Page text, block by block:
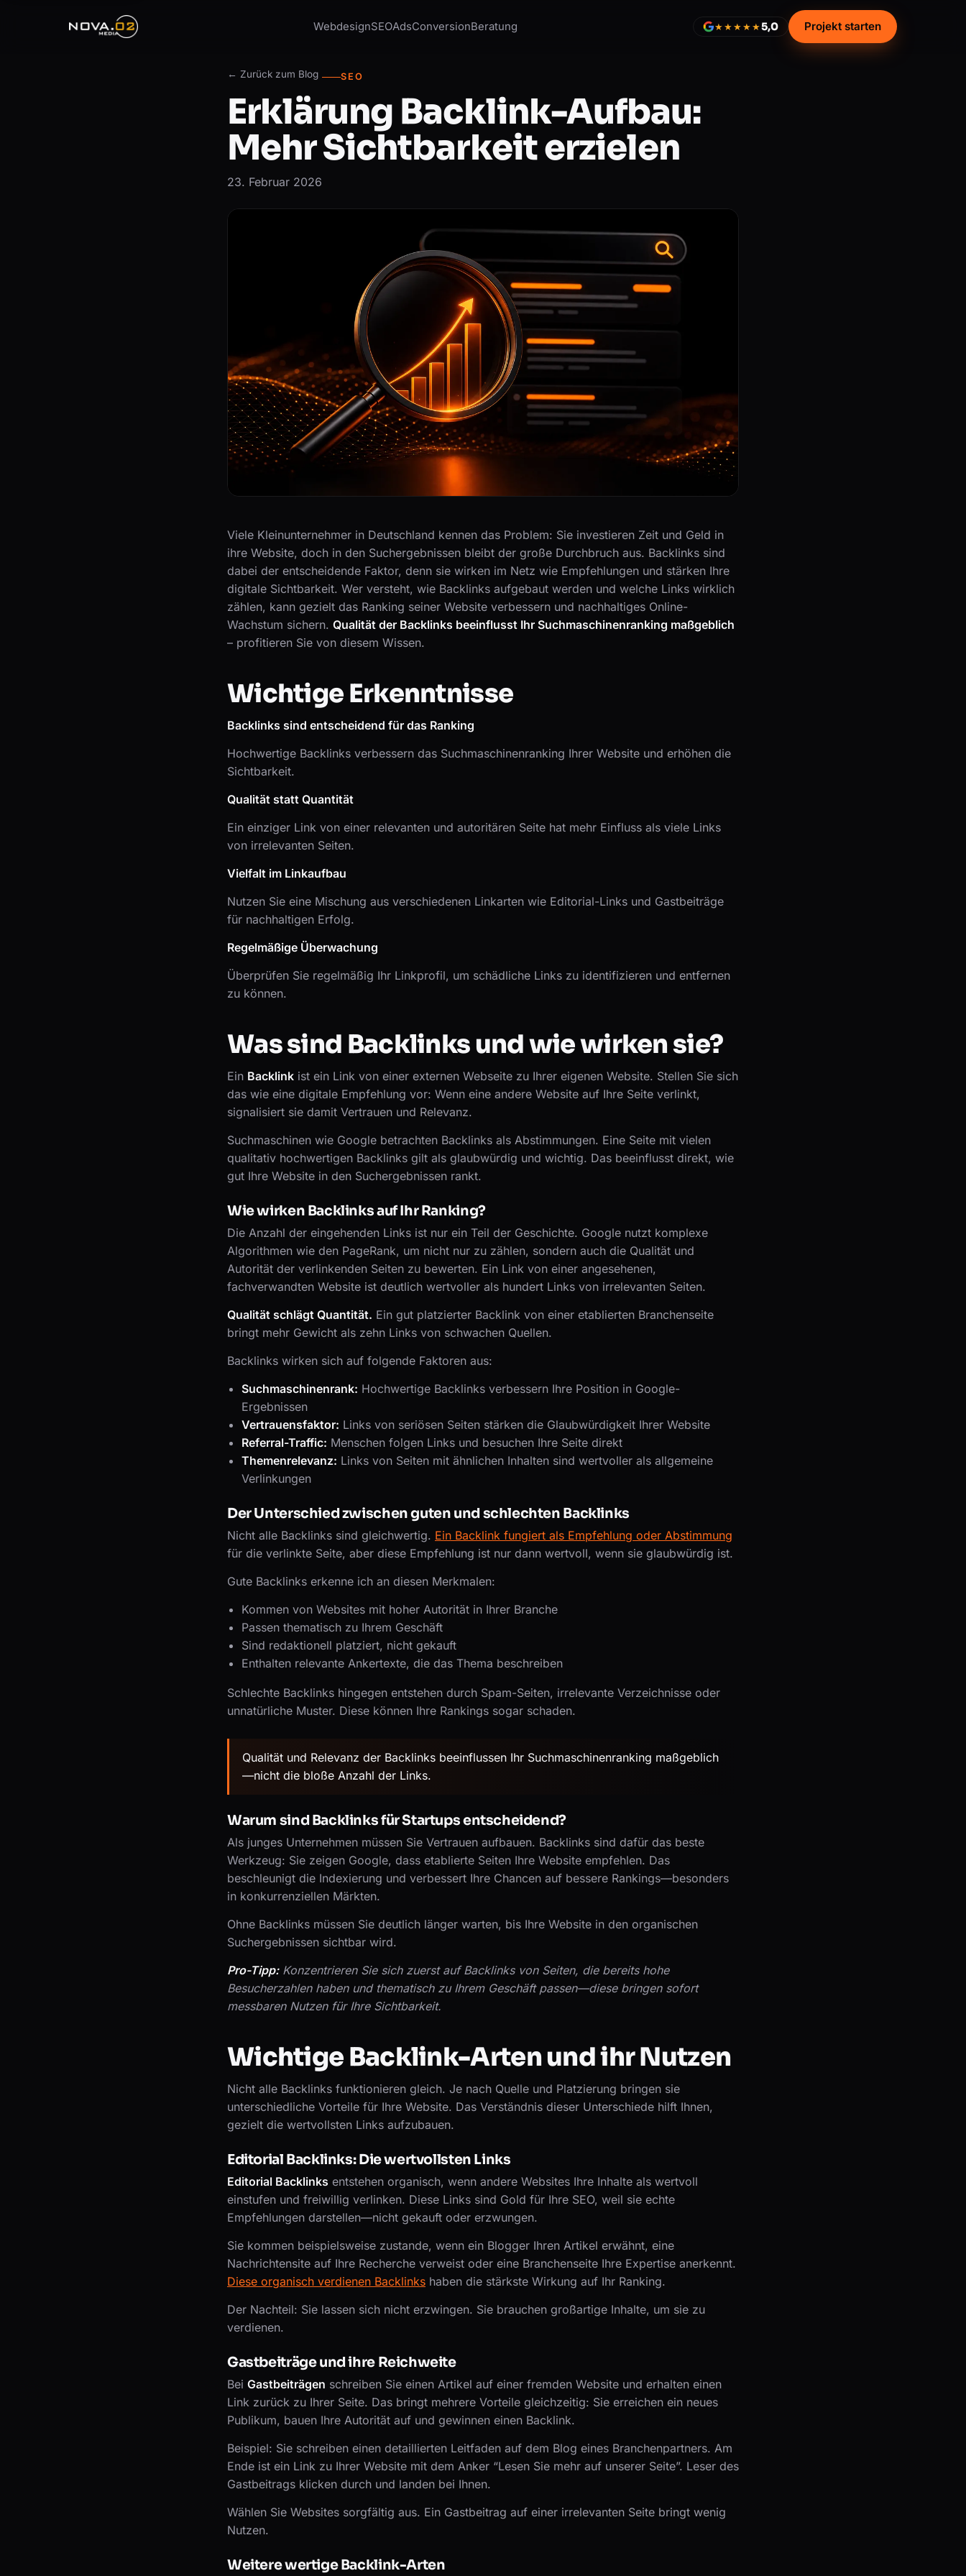
WebdesignSEOAdsConversionBeratung ★★★★★5,0 Projekt starten
← Zurück zum Blog SEO
Erklärung Backlink-Aufbau:
Mehr Sichtbarkeit erzielen
23. Februar 2026
Viele Kleinunternehmer in Deutschland kennen das Problem: Sie investieren Zeit und Geld in
ihre Website, doch in den Suchergebnissen bleibt der große Durchbruch aus. Backlinks sind
dabei der entscheidende Faktor, denn sie wirken im Netz wie Empfehlungen und stärken Ihre
digitale Sichtbarkeit. Wer versteht, wie Backlinks aufgebaut werden und welche Links wirklich
zählen, kann gezielt das Ranking seiner Website verbessern und nachhaltiges Online-
Wachstum sichern. Qualität der Backlinks beeinflusst Ihr Suchmaschinenranking maßgeblich
– profitieren Sie von diesem Wissen.
Wichtige Erkenntnisse
Backlinks sind entscheidend für das Ranking
Hochwertige Backlinks verbessern das Suchmaschinenranking Ihrer Website und erhöhen die
Sichtbarkeit.
Qualität statt Quantität
Ein einziger Link von einer relevanten und autoritären Seite hat mehr Einfluss als viele Links
von irrelevanten Seiten.
Vielfalt im Linkaufbau
Nutzen Sie eine Mischung aus verschiedenen Linkarten wie Editorial-Links und Gastbeiträge
für nachhaltigen Erfolg.
Regelmäßige Überwachung
Überprüfen Sie regelmäßig Ihr Linkprofil, um schädliche Links zu identifizieren und entfernen
zu können.
Was sind Backlinks und wie wirken sie?
Ein Backlink ist ein Link von einer externen Webseite zu Ihrer eigenen Website. Stellen Sie sich
das wie eine digitale Empfehlung vor: Wenn eine andere Website auf Ihre Seite verlinkt,
signalisiert sie damit Vertrauen und Relevanz.
Suchmaschinen wie Google betrachten Backlinks als Abstimmungen. Eine Seite mit vielen
qualitativ hochwertigen Backlinks gilt als glaubwürdig und wichtig. Das beeinflusst direkt, wie
gut Ihre Website in den Suchergebnissen rankt.
Wie wirken Backlinks auf Ihr Ranking?
Die Anzahl der eingehenden Links ist nur ein Teil der Geschichte. Google nutzt komplexe
Algorithmen wie den PageRank, um nicht nur zu zählen, sondern auch die Qualität und
Autorität der verlinkenden Seiten zu bewerten. Ein Link von einer angesehenen,
fachverwandten Website ist deutlich wertvoller als hundert Links von irrelevanten Seiten.
Qualität schlägt Quantität. Ein gut platzierter Backlink von einer etablierten Branchenseite
bringt mehr Gewicht als zehn Links von schwachen Quellen.
Backlinks wirken sich auf folgende Faktoren aus:
Suchmaschinenrank: Hochwertige Backlinks verbessern Ihre Position in Google-
Ergebnissen
Vertrauensfaktor: Links von seriösen Seiten stärken die Glaubwürdigkeit Ihrer Website
Referral-Traffic: Menschen folgen Links und besuchen Ihre Seite direkt
Themenrelevanz: Links von Seiten mit ähnlichen Inhalten sind wertvoller als allgemeine
Verlinkungen
Der Unterschied zwischen guten und schlechten Backlinks
Nicht alle Backlinks sind gleichwertig. Ein Backlink fungiert als Empfehlung oder Abstimmung
für die verlinkte Seite, aber diese Empfehlung ist nur dann wertvoll, wenn sie glaubwürdig ist.
Gute Backlinks erkenne ich an diesen Merkmalen:
Kommen von Websites mit hoher Autorität in Ihrer Branche
Passen thematisch zu Ihrem Geschäft
Sind redaktionell platziert, nicht gekauft
Enthalten relevante Ankertexte, die das Thema beschreiben
Schlechte Backlinks hingegen entstehen durch Spam-Seiten, irrelevante Verzeichnisse oder
unnatürliche Muster. Diese können Ihre Rankings sogar schaden.
Qualität und Relevanz der Backlinks beeinflussen Ihr Suchmaschinenranking maßgeblich
—nicht die bloße Anzahl der Links.
Warum sind Backlinks für Startups entscheidend?
Als junges Unternehmen müssen Sie Vertrauen aufbauen. Backlinks sind dafür das beste
Werkzeug: Sie zeigen Google, dass etablierte Seiten Ihre Website empfehlen. Das
beschleunigt die Indexierung und verbessert Ihre Chancen auf bessere Rankings—besonders
in konkurrenziellen Märkten.
Ohne Backlinks müssen Sie deutlich länger warten, bis Ihre Website in den organischen
Suchergebnissen sichtbar wird.
Pro-Tipp: Konzentrieren Sie sich zuerst auf Backlinks von Seiten, die bereits hohe
Besucherzahlen haben und thematisch zu Ihrem Geschäft passen—diese bringen sofort
messbaren Nutzen für Ihre Sichtbarkeit.
Wichtige Backlink-Arten und ihr Nutzen
Nicht alle Backlinks funktionieren gleich. Je nach Quelle und Platzierung bringen sie
unterschiedliche Vorteile für Ihre Website. Das Verständnis dieser Unterschiede hilft Ihnen,
gezielt die wertvollsten Links aufzubauen.
Editorial Backlinks: Die wertvollsten Links
Editorial Backlinks entstehen organisch, wenn andere Websites Ihre Inhalte als wertvoll
einstufen und freiwillig verlinken. Diese Links sind Gold für Ihre SEO, weil sie echte
Empfehlungen darstellen—nicht gekauft oder erzwungen.
Sie kommen beispielsweise zustande, wenn ein Blogger Ihren Artikel erwähnt, eine
Nachrichtensite auf Ihre Recherche verweist oder eine Branchenseite Ihre Expertise anerkennt.
Diese organisch verdienen Backlinks haben die stärkste Wirkung auf Ihr Ranking.
Der Nachteil: Sie lassen sich nicht erzwingen. Sie brauchen großartige Inhalte, um sie zu
verdienen.
Gastbeiträge und ihre Reichweite
Bei Gastbeiträgen schreiben Sie einen Artikel auf einer fremden Website und erhalten einen
Link zurück zu Ihrer Seite. Das bringt mehrere Vorteile gleichzeitig: Sie erreichen ein neues
Publikum, bauen Ihre Autorität auf und gewinnen einen Backlink.
Beispiel: Sie schreiben einen detaillierten Leitfaden auf dem Blog eines Branchenpartners. Am
Ende ist ein Link zu Ihrer Website mit dem Anker “Lesen Sie mehr auf unserer Seite”. Leser des
Gastbeitrags klicken durch und landen bei Ihnen.
Wählen Sie Websites sorgfältig aus. Ein Gastbeitrag auf einer irrelevanten Seite bringt wenig
Nutzen.
Weitere wertige Backlink-Arten